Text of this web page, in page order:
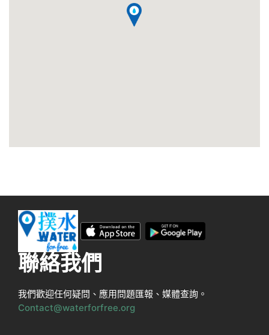
聯絡我們
我們歡迎任何疑問、應用問題匯報、媒體查詢。
Contact@waterforfree.org